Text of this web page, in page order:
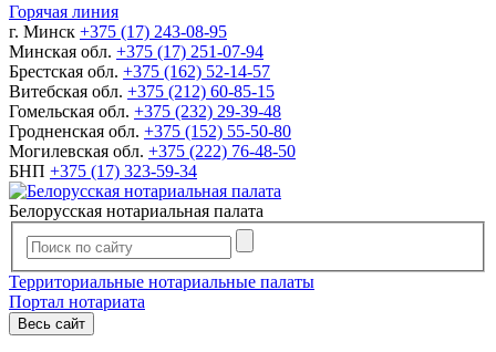
Горячая линия
г. Минск +375 (17) 243-08-95
Минская обл. +375 (17) 251-07-94
Брестская обл. +375 (162) 52-14-57
Витебская обл. +375 (212) 60-85-15
Гомельская обл. +375 (232) 29-39-48
Гродненская обл. +375 (152) 55-50-80
Могилевская обл. +375 (222) 76-48-50
БНП +375 (17) 323-59-34
Белорусская нотариальная палата
Территориальные нотариальные палаты
Портал нотариата
Весь сайт